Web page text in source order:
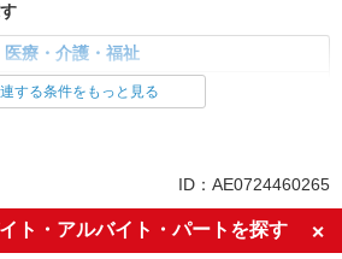
医療・介護・福祉
深夜
社会保険あり
する条件をもっと見る
ID：AE0724460265
ト・アルバイト・パートを探す